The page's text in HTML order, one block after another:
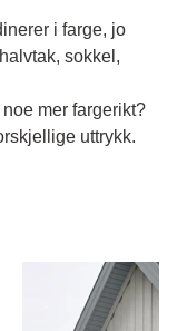
i farge, jo
sokkel,
mer fargerikt?
uttrykk.